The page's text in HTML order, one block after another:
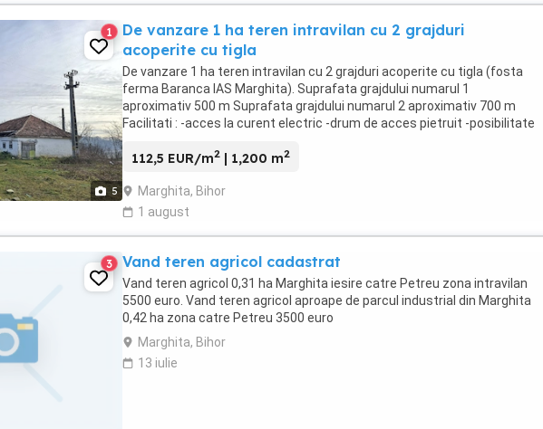
5
1
De vanzare 1 ha teren intravilan cu 2 grajduri
acoperite cu tigla
De vanzare 1 ha teren intravilan cu 2 grajduri acoperite cu tigla (fosta
ferma Baranca IAS Marghita). Suprafata grajdului numarul 1
aproximativ 500 m Suprafata grajdului numarul 2 aproximativ 700 m
Facilitati : -acces la curent electric -drum de acces pietruit -posibilitate
112,5 EUR/m2 | 1,200 m2
Marghita, Bihor
1 august
3 Vand teren agricol cadastrat
Vand teren agricol 0,31 ha Marghita iesire catre Petreu zona intravilan
5500 euro. Vand teren agricol aproape de parcul industrial din Marghita
0,42 ha zona catre Petreu 3500 euro
Marghita, Bihor
13 iulie